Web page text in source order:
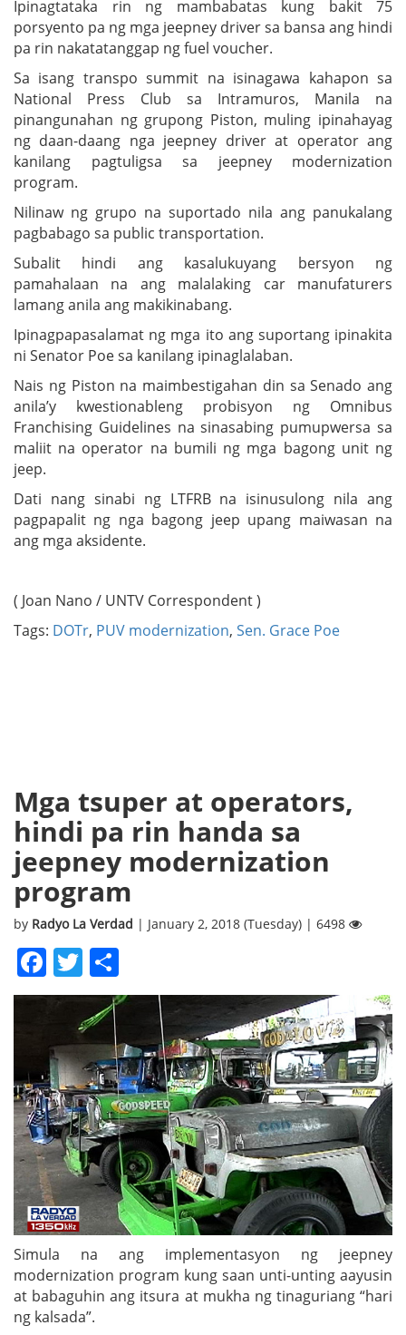
Ipinagtataka rin ng mambabatas kung bakit 75
porsyento pa ng mga jeepney driver sa bansa ang hindi
pa rin nakatatanggap ng fuel voucher.
Sa isang transpo summit na isinagawa kahapon sa
National Press Club sa Intramuros, Manila na
pinangunahan ng grupong Piston, muling ipinahayag
ng daan-daang nga jeepney driver at operator ang
kanilang pagtuligsa sa jeepney modernization
program.
Nilinaw ng grupo na suportado nila ang panukalang
pagbabago sa public transportation.
Subalit hindi ang kasalukuyang bersyon ng
pamahalaan na ang malalaking car manufaturers
lamang anila ang makikinabang.
Ipinagpapasalamat ng mga ito ang suportang ipinakita
ni Senator Poe sa kanilang ipinaglalaban.
Nais ng Piston na maimbestigahan din sa Senado ang
anila’y kwestionableng probisyon ng Omnibus
Franchising Guidelines na sinasabing pumupwersa sa
maliit na operator na bumili ng mga bagong unit ng
jeep.
Dati nang sinabi ng LTFRB na isinusulong nila ang
pagpapalit ng nga bagong jeep upang maiwasan na
ang mga aksidente.
( Joan Nano / UNTV Correspondent )
Tags: DOTr, PUV modernization, Sen. Grace Poe
Mga tsuper at operators,
hindi pa rin handa sa
jeepney modernization
program
by Radyo La Verdad | January 2, 2018 (Tuesday) | 6498
Facebook
Twitter
Simula na ang implementasyon ng jeepney
modernization program kung saan unti-unting aayusin
at babaguhin ang itsura at mukha ng tinaguriang “hari
ng kalsada”.